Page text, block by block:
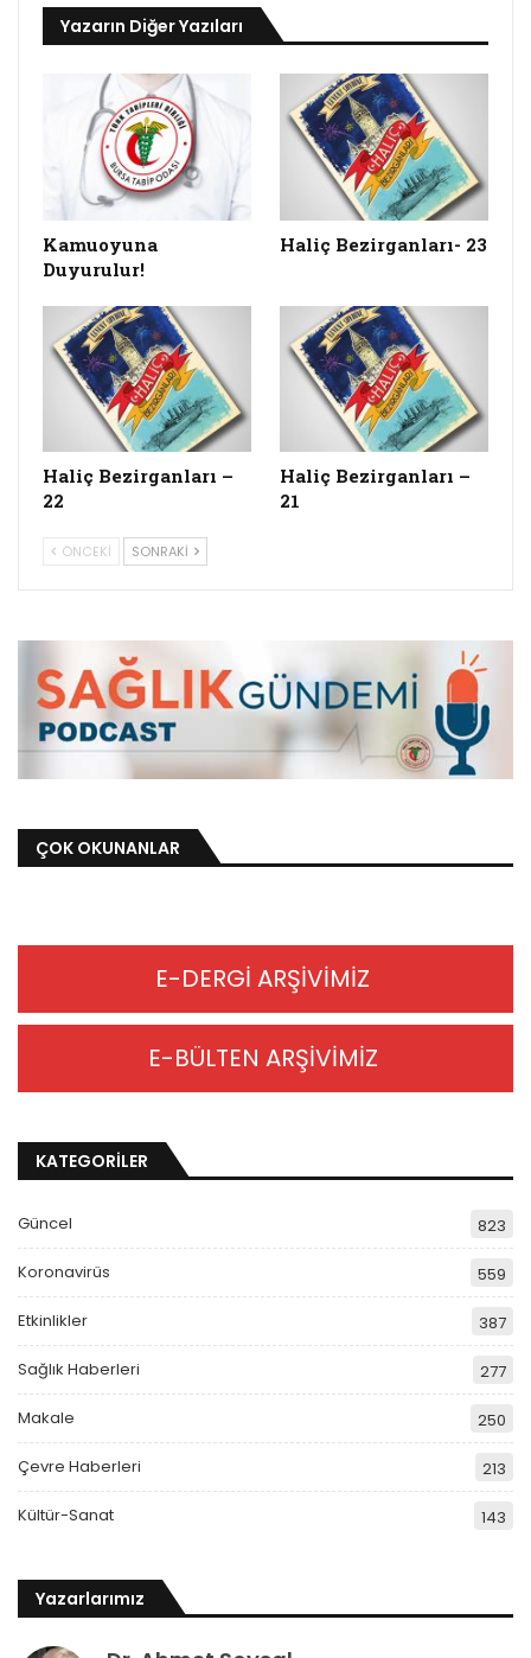
Yazarın Diğer Yazıları
Kamuoyuna
Duyurulur!
Haliç Bezirganları- 23
Haliç Bezirganları –
22
Haliç Bezirganları –
21
ÖNCEKI SONRAKI
ÇOK OKUNANLAR
E-DERGİ ARŞİVİMİZ
E-BÜLTEN ARŞİVİMİZ
KATEGORİLER
Güncel 823
Koronavirüs 559
Etkinlikler 387
Sağlık Haberleri 277
Makale 250
Çevre Haberleri 213
Kültür-Sanat 143
Yazarlarımız